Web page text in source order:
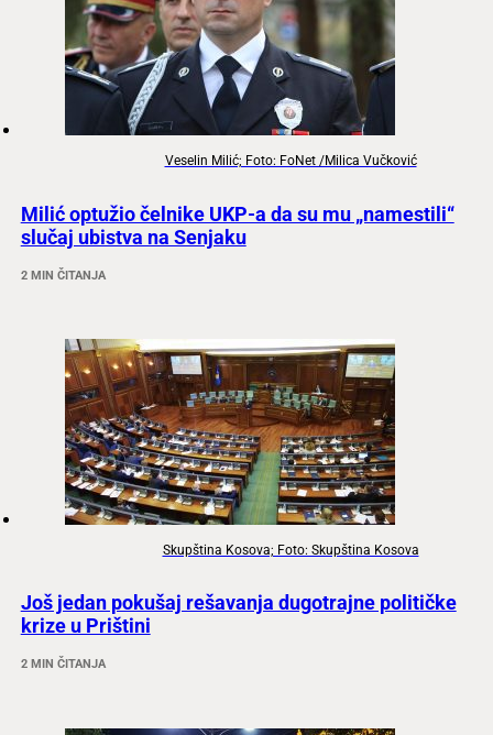
Veselin Milić; Foto: FoNet /Milica Vučković
Milić optužio čelnike UKP-a da su mu „namestili“
slučaj ubistva na Senjaku
2 MIN ČITANJA
Skupština Kosova; Foto: Skupština Kosova
Još jedan pokušaj rešavanja dugotrajne političke
krize u Prištini
2 MIN ČITANJA